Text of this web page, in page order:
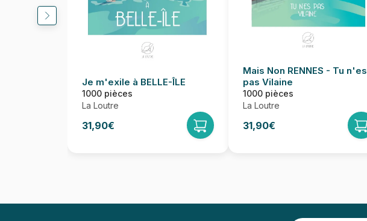
Je m'exile à BELLE-ÎLE
1000 pièces
La Loutre
31,90€
Mais Non RENNES - Tu n'es
pas Vilaine
1000 pièces
La Loutre
31,90€